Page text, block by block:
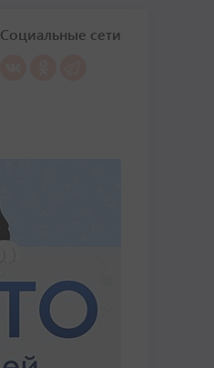
Социальные сети